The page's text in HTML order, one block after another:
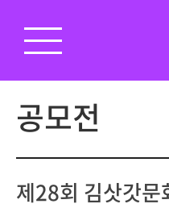
공모전
제28회 김삿갓문